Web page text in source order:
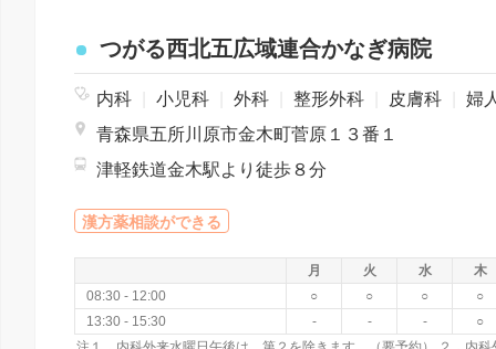
つがる西北五広域連合かなぎ病院
内科 小児科 外科 整形外科 皮膚科
婦人
青森県五所川原市金木町菅原１３番１
津軽鉄道金木駅より徒歩８分
漢方薬相談ができる
月 火 水
木
08:30 - 12:00
○ ○ ○
○
13:30 - 15:30
- - - ○